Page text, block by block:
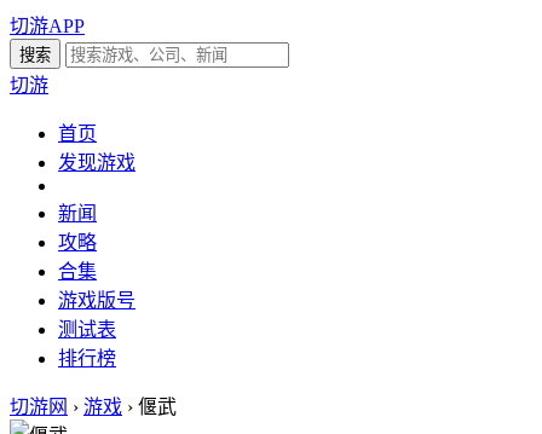
切游APP
切游
首页
发现游戏
新闻
攻略
合集
游戏版号
测试表
排行榜
切游网 › 游戏 › 偃武